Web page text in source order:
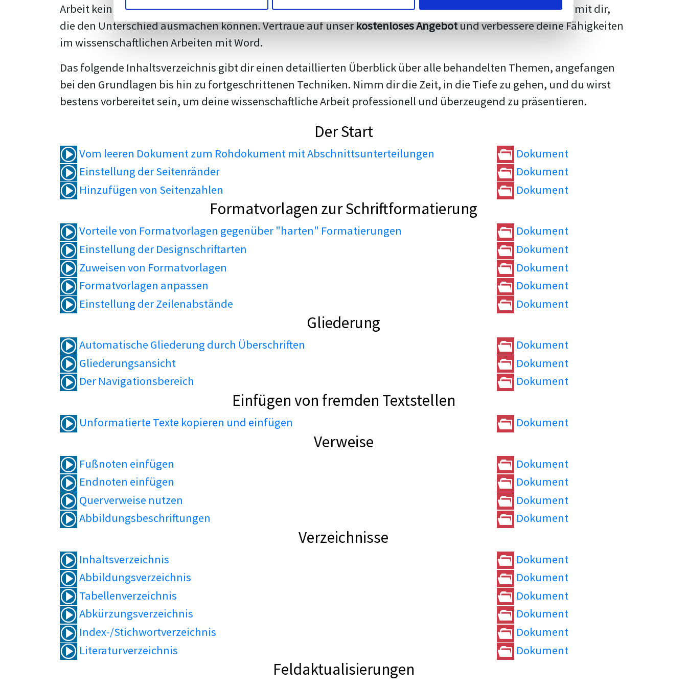
Arbeit kein Problem mehr für dich darstellen. Unsere erfahrenen Trainer teilen wertvolleTipps und Tricks
mit dir,
die den Unterschied ausmachen können. Vertraue auf unserkostenloses Angebotund verbessere deine Fähigkeiten
im wissenschaftlichen Arbeiten mit Word.
Das folgende Inhaltsverzeichnis gibt dir einen detaillierten Überblick über alle behandelten Themen, angefangen
bei den Grundlagen bis hin zu fortgeschrittenen Techniken. Nimm dir die Zeit, in die Tiefe zu gehen, und du wirst
bestens vorbereitet sein, um deine wissenschaftliche Arbeit professionell und überzeugend zu präsentieren.
Der Start
Vom leeren Dokument zum Rohdokument mit Abschnittsunterteilungen
Dokument
Einstellung der Seitenränder
Dokument
Hinzufügen von Seitenzahlen
Dokument
Formatvorlagen zur Schriftformatierung
Vorteile von Formatvorlagen gegenüber "harten" Formatierungen
Dokument
Einstellung der Designschriftarten
Dokument
Zuweisen von Formatvorlagen
Dokument
Formatvorlagen anpassen
Dokument
Einstellung der Zeilenabstände
Dokument
Gliederung
Automatische Gliederung durch Überschriften
Dokument
Gliederungsansicht
Dokument
Der Navigationsbereich
Dokument
Einfügen von fremden Textstellen
Unformatierte Texte kopieren und einfügen Dokument
Verweise
Fußnoten einfügen
Dokument
Endnoten einfügen
Dokument
Querverweise nutzen
Dokument
Abbildungsbeschriftungen
Dokument
Verzeichnisse
Inhaltsverzeichnis
Dokument
Abbildungsverzeichnis
Dokument
Tabellenverzeichnis
Dokument
Abkürzungsverzeichnis
Dokument
Index-/Stichwortverzeichnis
Dokument
Literaturverzeichnis
Dokument
Feldaktualisierungen